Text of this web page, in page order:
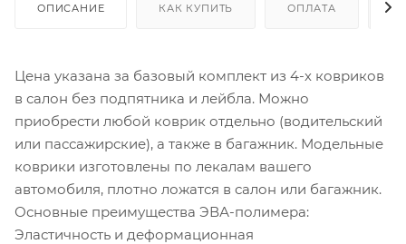
ОПИСАНИЕ КАК КУПИТЬ ОПЛАТА
Цена указана за базовый комплект из 4-х ковриков
в салон без подпятника и лейбла. Можно
приобрести любой коврик отдельно (водительский
или пассажирские), а также в багажник. Модельные
коврики изготовлены по лекалам вашего
автомобиля, плотно ложатся в салон или багажник.
Основные преимущества ЭВА-полимера:
Эластичность и деформационная